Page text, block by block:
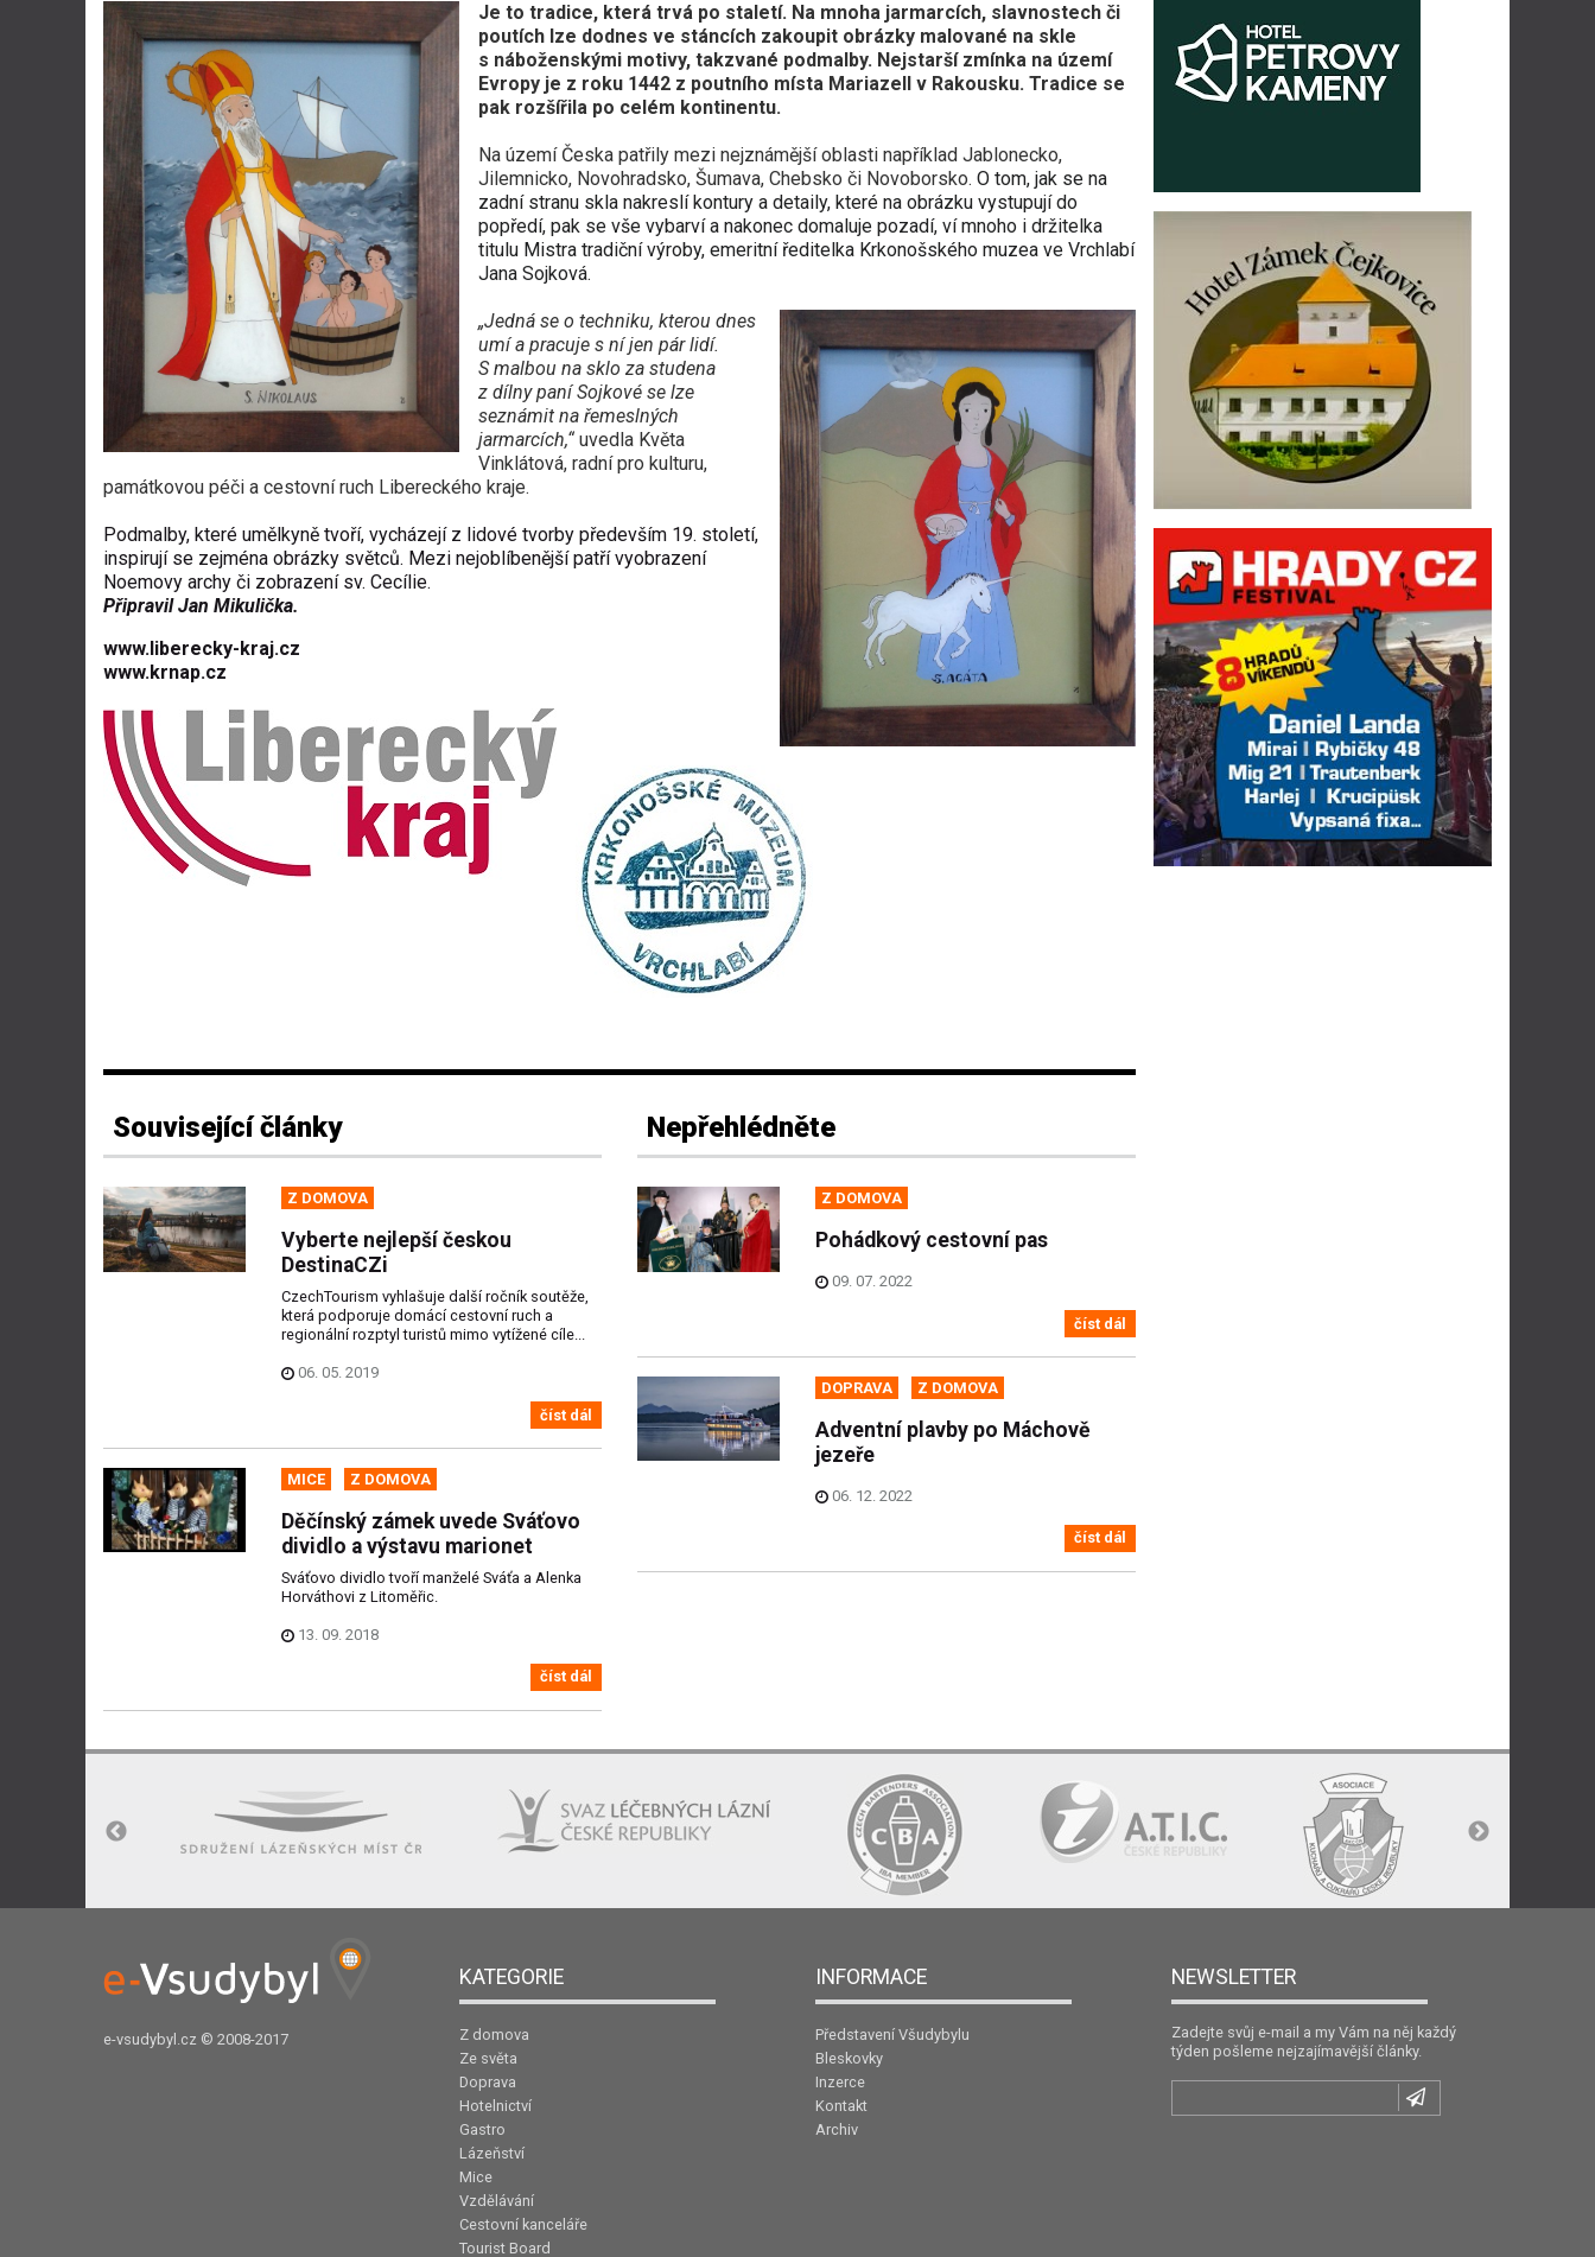
Je to tradice, která trvá po staletí. Na mnoha jarmarcích, slavnostech či
poutích lze dodnes ve stáncích zakoupit obrázky malované na skle
s náboženskými motivy, takzvané podmalby. Nejstarší zmínka na území
Evropy je z roku 1442 z poutního místa Mariazell v Rakousku. Tradice se
pak rozšířila po celém kontinentu.
Na území Česka patřily mezi nejznámější oblasti například Jablonecko,
Jilemnicko, Novohradsko, Šumava, Chebsko či Novoborsko. O tom, jak se na
zadní stranu skla nakreslí kontury a detaily, které na obrázku vystupují do
popředí, pak se vše vybarví a nakonec domaluje pozadí, ví mnoho i držitelka
titulu Mistra tradiční výroby, emeritní ředitelka Krkonošského muzea ve Vrchlabí
Jana Sojková.
„Jedná se o techniku, kterou dnes
umí a pracuje s ní jen pár lidí.
S malbou na sklo za studena
z dílny paní Sojkové se lze
seznámit na řemeslných
jarmarcích,“ uvedla Květa
Vinklátová, radní pro kulturu,
památkovou péči a cestovní ruch Libereckého kraje.
Podmalby, které umělkyně tvoří, vycházejí z lidové tvorby především 19. století,
inspirují se zejména obrázky světců. Mezi nejoblíbenější patří vyobrazení
Noemovy archy či zobrazení sv. Cecílie.
Připravil Jan Mikulička.
www.liberecky-kraj.cz
www.krnap.cz
Související články
Z DOMOVA
Vyberte nejlepší českou
DestinaCZi
CzechTourism vyhlašuje další ročník soutěže,
která podporuje domácí cestovní ruch a
regionální rozptyl turistů mimo vytížené cíle...
06. 05. 2019
číst dál
MICE Z DOMOVA
Děčínský zámek uvede Sváťovo
dividlo a výstavu marionet
Sváťovo dividlo tvoří manželé Sváťa a Alenka
Horváthovi z Litoměřic.
13. 09. 2018
číst dál
Nepřehlédněte
Z DOMOVA
Pohádkový cestovní pas
09. 07. 2022
číst dál
DOPRAVA Z DOMOVA
Adventní plavby po Máchově
jezeře
06. 12. 2022
číst dál
e-vsudybyl.cz © 2008-2017
KATEGORIE
Z domova
Ze světa
Doprava
Hotelnictví
Gastro
Lázeňství
Mice
Vzdělávání
Cestovní kanceláře
Tourist Board
INFORMACE
Představení Všudybylu
Bleskovky
Inzerce
Kontakt
Archiv
NEWSLETTER
Zadejte svůj e-mail a my Vám na něj každý
týden pošleme nejzajímavější články.